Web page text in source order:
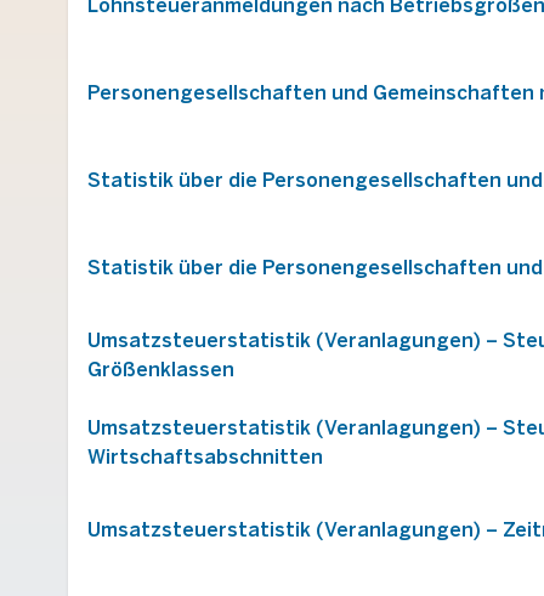
Lohnsteueranmeldungen nach
Personengesellschaften und Gemeinschaften
Statistik über die Personengesellschaften
Statistik über die Personengesellschaften
Umsatzsteuerstatistik (Veranlagungen) –
Größenklassen
Umsatzsteuerstatistik (Veranlagungen) –
Wirtschaftsabschnitten
Umsatzsteuerstatistik (Veranlagungen) –